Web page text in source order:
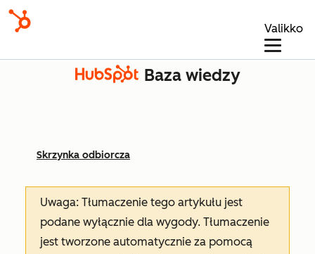
Valikko
Baza wiedzy
Skrzynka odbiorcza
Uwaga: Tłumaczenie tego artykułu jest
podane wyłącznie dla wygody. Tłumaczenie
jest tworzone automatycznie za pomocą